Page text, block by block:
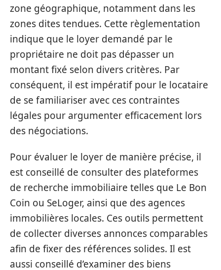
zone géographique, notamment dans les
zones dites tendues. Cette règlementation
indique que le loyer demandé par le
propriétaire ne doit pas dépasser un
montant fixé selon divers critères. Par
conséquent, il est impératif pour le locataire
de se familiariser avec ces contraintes
légales pour argumenter efficacement lors
des négociations.
Pour évaluer le loyer de manière précise, il
est conseillé de consulter des plateformes
de recherche immobiliaire telles que Le Bon
Coin ou SeLoger, ainsi que des agences
immobilières locales. Ces outils permettent
de collecter diverses annonces comparables
afin de fixer des références solides. Il est
aussi conseillé d’examiner des biens